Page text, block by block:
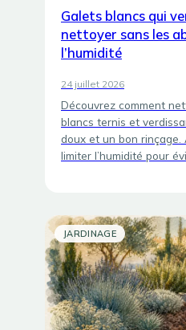
Galets blancs qui
nettoyer sans les
l’humidité
24 juillet 2026
Découvrez comment
blancs ternis et
doux et un bon rinçage.
limiter l’humidité pour
JARDINAGE